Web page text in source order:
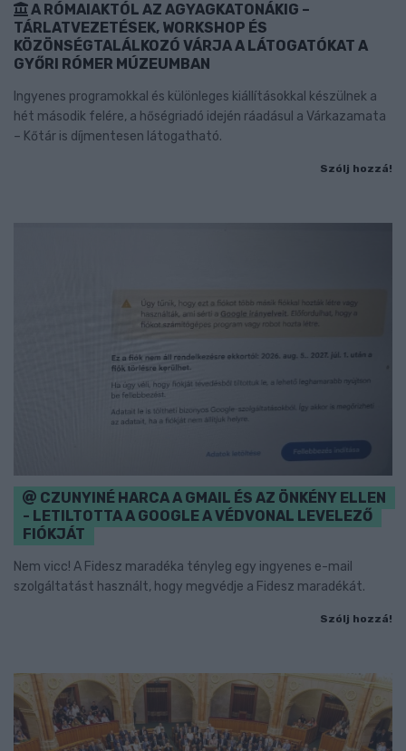
A RÓMAIAKTÓL AZ AGYAGKATONÁKIG –
TÁRLATVEZETÉSEK, WORKSHOP ÉS
KÖZÖNSÉGTALÁLKOZÓ VÁRJA A LÁTOGATÓKAT A
GYŐRI RÓMER MÚZEUMBAN
Ingyenes programokkal és különleges kiállításokkal készülnek a
hét második felére, a hőségriadó idején ráadásul a Várkazamata
– Kőtár is díjmentesen látogatható.
Szólj hozzá!
CZUNYINÉ HARCA A GMAIL ÉS AZ ÖNKÉNY ELLEN
- LETILTOTTA A GOOGLE A VÉDVONAL LEVELEZŐ
FIÓKJÁT
Nem vicc! A Fidesz maradéka tényleg egy ingyenes e-mail
szolgáltatást használt, hogy megvédje a Fidesz maradékát.
Szólj hozzá!